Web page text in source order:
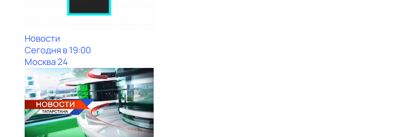
Новости
Сегодня в 19:00
Москва 24